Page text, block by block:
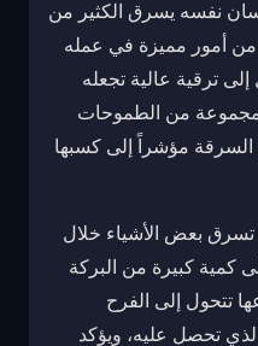
نفسه يسرق الكثير من
أمور مميزة في عمله
ترقية عالية تجعله
من الطموحات
مؤشراً إلى كسبها
تسرق بعض الأشياء خلال
كمية كبيرة من البركة
تتحول إلى الفرح
تحصل عليه، ويؤكد